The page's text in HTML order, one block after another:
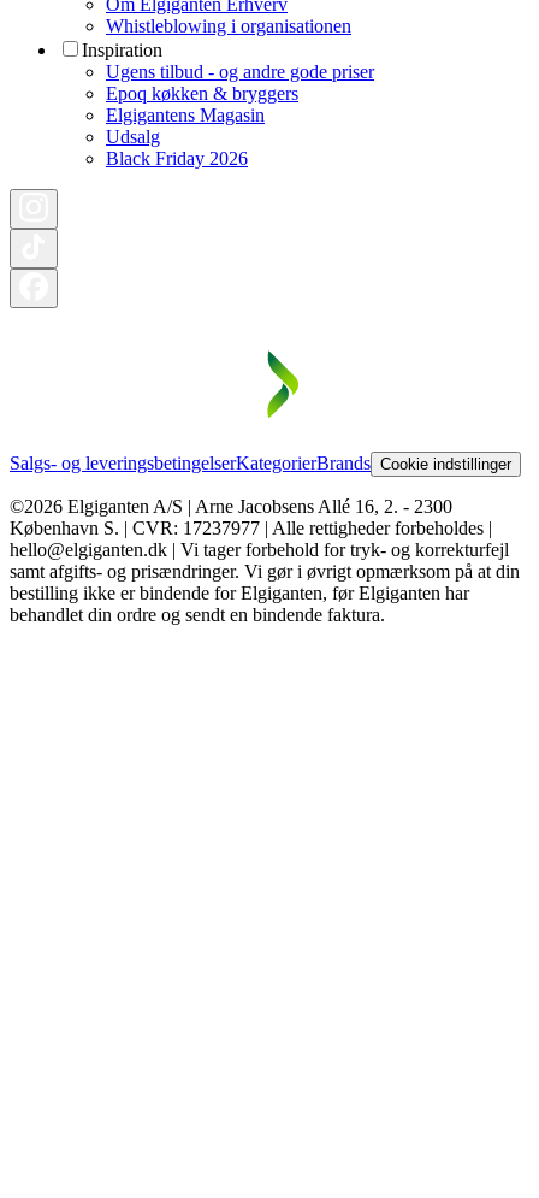
Om Elgiganten Erhverv
Whistleblowing i organisationen
Inspiration
Ugens tilbud - og andre gode priser
Epoq køkken & bryggers
Elgigantens Magasin
Udsalg
Black Friday 2026
Salgs- og leveringsbetingelserKategorierBrands Cookie indstillinger
©2026 Elgiganten A/S | Arne Jacobsens Allé 16, 2. - 2300
København S. | CVR: 17237977 | Alle rettigheder forbeholdes |
hello@elgiganten.dk | Vi tager forbehold for tryk- og korrekturfejl
samt afgifts- og prisændringer. Vi gør i øvrigt opmærksom på at din
bestilling ikke er bindende for Elgiganten, før Elgiganten har
behandlet din ordre og sendt en bindende faktura.